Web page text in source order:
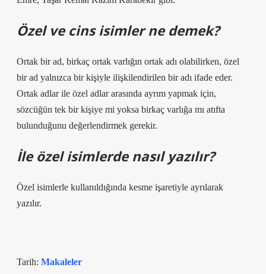
Özel ve cins isimler ne demek?
Ortak bir ad, birkaç ortak varlığın ortak adı olabilirken, özel
bir ad yalnızca bir kişiyle ilişkilendirilen bir adı ifade eder.
Ortak adlar ile özel adlar arasında ayrım yapmak için,
sözcüğün tek bir kişiye mi yoksa birkaç varlığa mı atıfta
bulunduğunu değerlendirmek gerekir.
İle özel isimlerde nasıl yazılır?
Özel isimlerle kullanıldığında kesme işaretiyle ayrılarak
yazılır.
Tarih: Makaleler